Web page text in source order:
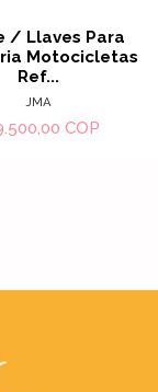
/ Llaves Para
Motocicletas
Ref...
JMA
COP